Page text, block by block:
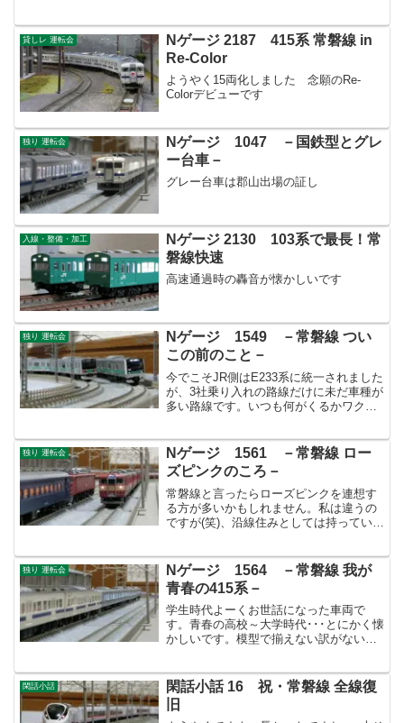
貸しレ 運転会
Nゲージ 2187 415系 常磐線 in
Re-Color
ようやく15両化しました 念願のRe-
Colorデビューです
独り 運転会
Nゲージ 1047 －国鉄型とグレ
ー台車－
グレー台車は郡山出場の証し
入線・整備・加工
Nゲージ 2130 103系で最長！常
磐線快速
高速通過時の轟音が懐かしいです
独り 運転会
Nゲージ 1549 －常磐線 つい
この前のこと－
今でこそJR側はE233系に統一されました
が、3社乗り入れの路線だけに未だ車種が
多い路線です。いつも何がくるかワクワ
独り 運転会
Nゲージ 1561 －常磐線 ロー
ズピンクのころ－
常磐線と言ったらローズピンクを連想す
る方が多いかもしれません。私は違うの
ですが(笑)、沿線住みとしては持っていな
独り 運転会
Nゲージ 1564 －常磐線 我が
青春の415系－
学生時代よーくお世話になった車両で
す。青春の高校～大学時代･･･とにかく懐
かしいです。模型で揃えない訳がないで
閑話小話
閑話小話 16 祝・常磐線 全線復
旧